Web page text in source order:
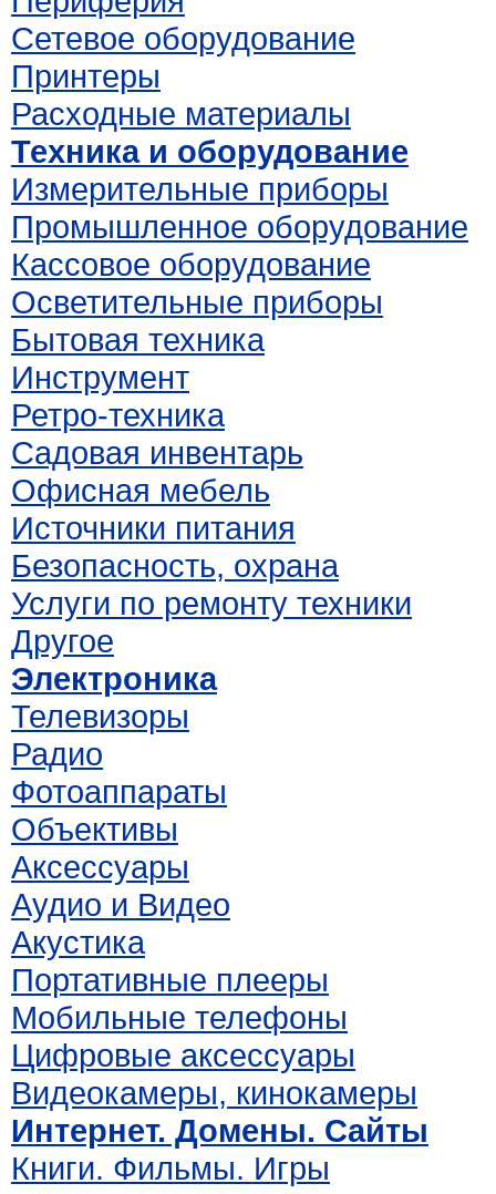
Сетевое оборудование
Принтеры
Расходные материалы
Техника и оборудование
Измерительные приборы
Промышленное оборудование
Кассовое оборудование
Осветительные приборы
Бытовая техника
Инструмент
Ретро-техника
Садовая инвентарь
Офисная мебель
Источники питания
Безопасность, охрана
Услуги по ремонту техники
Другое
Электроника
Телевизоры
Радио
Фотоаппараты
Объективы
Аксессуары
Аудио и Видео
Акустика
Портативные плееры
Мобильные телефоны
Цифровые аксессуары
Видеокамеры, кинокамеры
Интернет. Домены. Сайты
Книги. Фильмы. Игры